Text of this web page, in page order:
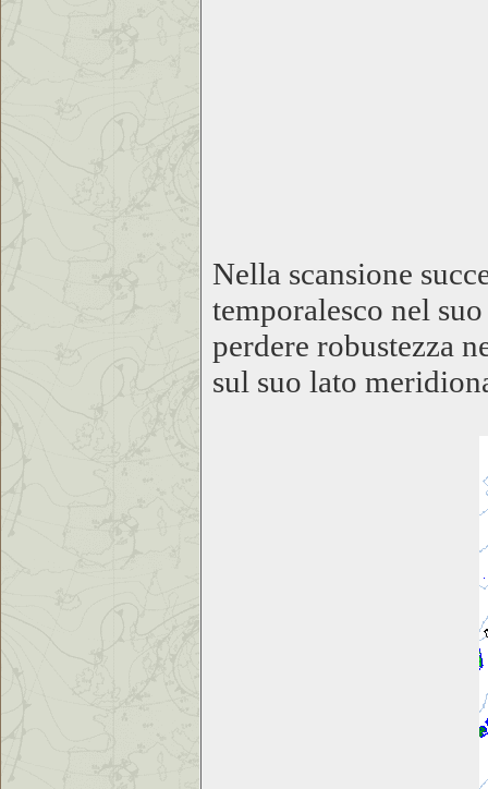
Nella scansione
temporalesco nel
perdere robustezza
sul suo lato